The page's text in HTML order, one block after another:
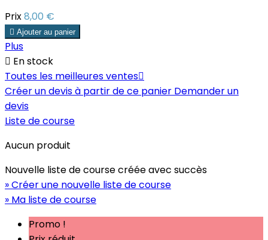
Prix8,00 €
 Ajouter au panier
Plus
 En stock
Toutes les meilleures ventes
Créer un devis à partir de ce panier Demander un
devis
Liste de course
Aucun produit
Nouvelle liste de course créée avec succès
» Créer une nouvelle liste de course
» Ma liste de course
Promo !